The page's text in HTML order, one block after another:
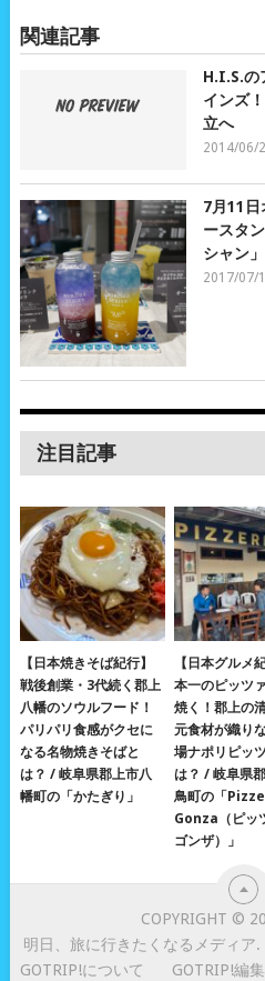
関連記事
H.I.S.の
インズ
立へ
2014/06/
7月11日
ースタ
シャン」
2017/07/
注目記事
【日本焼きそば紀行】
戦後創業・3代続く郡上
八幡のソウルフード！
パリパリ食感がクセに
なる名物焼きそばと
は？ / 岐阜県郡上市八
幡町の「かたぎり」
【日本グルメ
本一のピッツ
焼く！郡上の
元食材が織り
場ナポリピッ
は？ / 岐阜県
鳥町の「
Gonza（ピッ
ゴンザ）」
COPYRIGHT ©
明日、旅に行きたくなるメディア.
GOTRIP!について
GOTRIP!編